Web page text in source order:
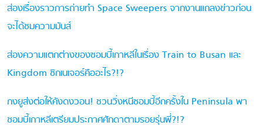
ส่องเรื่องราวการถ่ายทำ Space Sweepers จากงานแถลงข่าวก่อน
จะได้ชมความมันส์
ส่องความแตกต่างของซอมบี้เกาหลีในเรื่อง Train to Busan และ
Kingdom ซิกเนเจอร์คืออะไร?!?
กงยูส่งต่อให้คังดงวอน! ชวนวิ่งหนีซอมบี้อีกครั้งใน Peninsula พา
ซอมบี้เกาหลีเตรียมประกาศศักดาตามรอยรุ่นพี่?!?